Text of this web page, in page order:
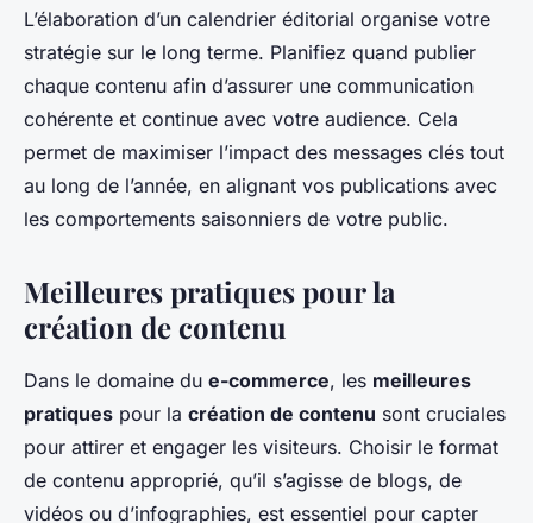
L’élaboration d’un calendrier éditorial organise votre
stratégie sur le long terme. Planifiez quand publier
chaque contenu afin d’assurer une communication
cohérente et continue avec votre audience. Cela
permet de maximiser l’impact des messages clés tout
au long de l’année, en alignant vos publications avec
les comportements saisonniers de votre public.
Meilleures pratiques pour la
création de contenu
Dans le domaine du e-commerce, les meilleures
pratiques pour la création de contenu sont cruciales
pour attirer et engager les visiteurs. Choisir le format
de contenu approprié, qu’il s’agisse de blogs, de
vidéos ou d’infographies, est essentiel pour capter